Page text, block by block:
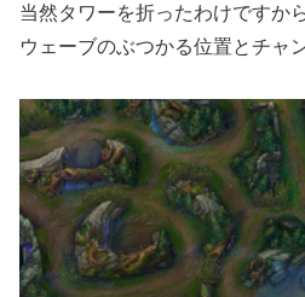
当然タワーを折ったわけですか
ウェーブのぶつかる位置とチャ